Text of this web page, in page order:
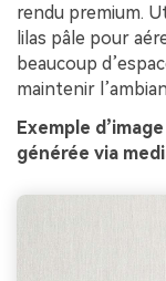
rendu premium.
lilas pâle pour
beaucoup
maintenir
Exemple
générée via